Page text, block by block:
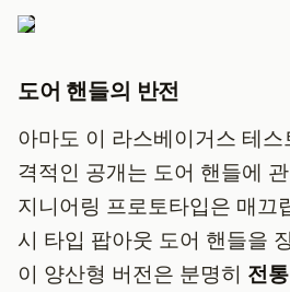
도어 핸들의 반전
아마도 이 라스베이거스 테
격적인 공개는 도어 핸들에
지니어링 프로토타입은 매끄
시 타입 팝아웃 도어 핸들을
이 양산형 버전은 분명히 전